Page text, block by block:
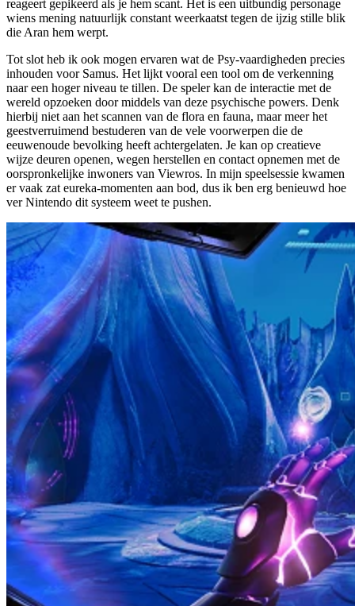
reageert gepikeerd als je hem scant. Het is een uitbundig personage
wiens mening natuurlijk constant weerkaatst tegen de ijzig stille blik
die Aran hem werpt.
Tot slot heb ik ook mogen ervaren wat de Psy-vaardigheden precies
inhouden voor Samus. Het lijkt vooral een tool om de verkenning
naar een hoger niveau te tillen. De speler kan de interactie met de
wereld opzoeken door middels van deze psychische powers. Denk
hierbij niet aan het scannen van de flora en fauna, maar meer het
geestverruimend bestuderen van de vele voorwerpen die de
eeuwenoude bevolking heeft achtergelaten. Je kan op creatieve
wijze deuren openen, wegen herstellen en contact opnemen met de
oorspronkelijke inwoners van Viewros. In mijn speelsessie kwamen
er vaak zat eureka-momenten aan bod, dus ik ben erg benieuwd hoe
ver Nintendo dit systeem weet te pushen.